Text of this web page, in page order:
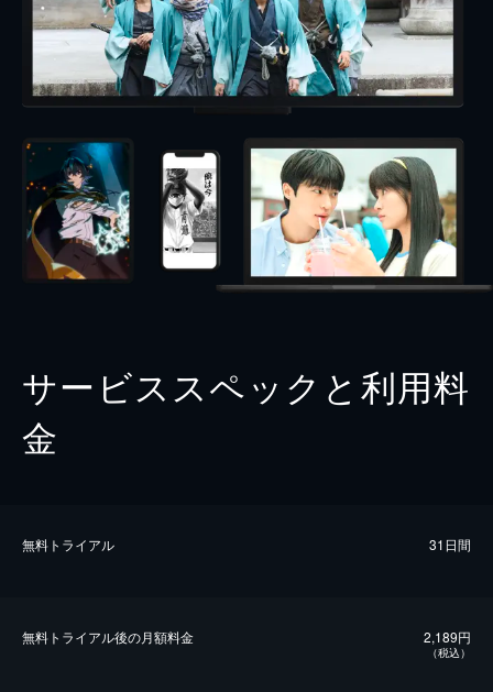
サービススペックと利用料
金
無料トライアル 31日間
無料トライアル後の⽉額料金 2,189円
（税込）